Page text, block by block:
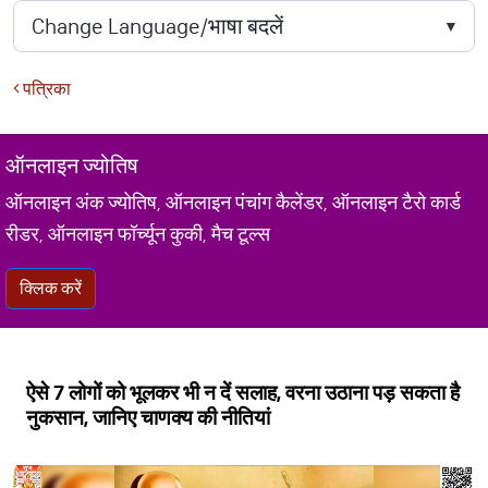
पत्रिका
ऑनलाइन ज्योतिष
ऑनलाइन अंक ज्योतिष, ऑनलाइन पंचांग कैलेंडर, ऑनलाइन टैरो कार्ड
रीडर, ऑनलाइन फॉर्च्यून कुकी, मैच टूल्स
क्लिक करें
ऐसे 7 लोगों को भूलकर भी न दें सलाह, वरना उठाना पड़ सकता है
नुकसान, जानिए चाणक्य की नीतियां